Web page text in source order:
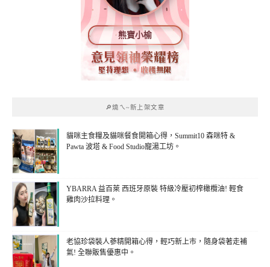
熊寶小榆
🔎燒ㄟ~新上架文章
貓咪主食糧及貓咪餐食開箱心得，Summit10 森咪特 &
Pawta 波塔 & Food Studio寵湯工坊。
YBARRA 益百萊 西班牙原裝 特級冷壓初榨橄欖油! 輕食
雞肉沙拉料理。
老協珍袋裝人蔘精開箱心得，輕巧新上市，隨身袋著走補
氣! 全聯販售優惠中。